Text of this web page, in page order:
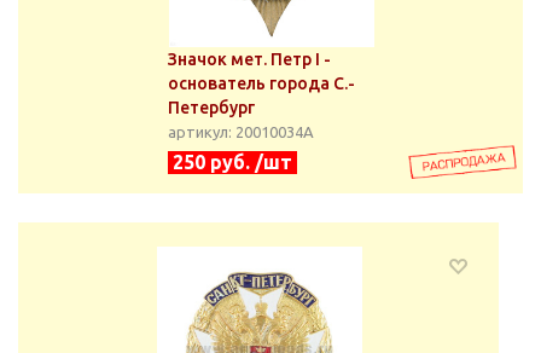
Значок мет. Петр I -
основатель города С.-
Петербург
артикул: 20010034А
250 руб. /шт